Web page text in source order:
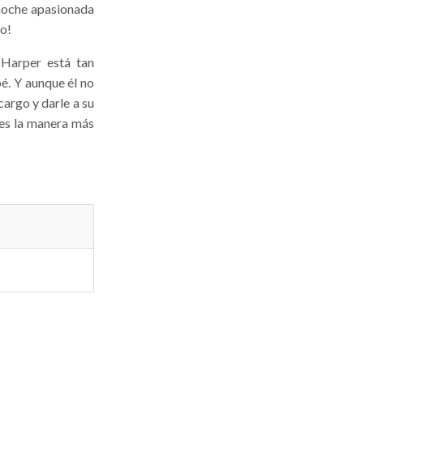
apasionada
está tan
Y aunque él no
y darle a su
la manera más